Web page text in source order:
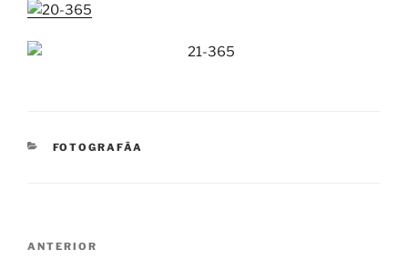
CATEGORÍAS
FOTOGRAFÃ­A
Entrada
ANTERIOR